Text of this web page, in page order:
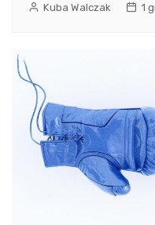
Kuba Walczak 1